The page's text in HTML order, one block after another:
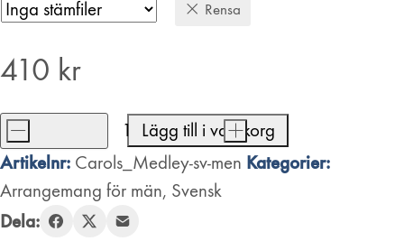
Rensa
410 kr
Carols
Medley
mängd
- +
Lägg till i varukorg
Artikelnr: Carols_Medley-sv-men Kategorier:
Arrangemang för män, Svensk
Dela: